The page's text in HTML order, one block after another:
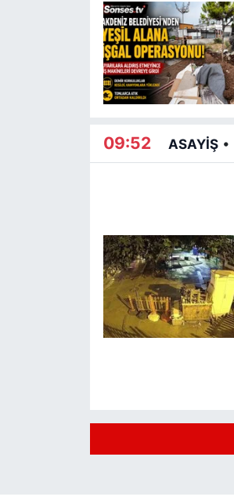
09:52 ASAYİŞ•